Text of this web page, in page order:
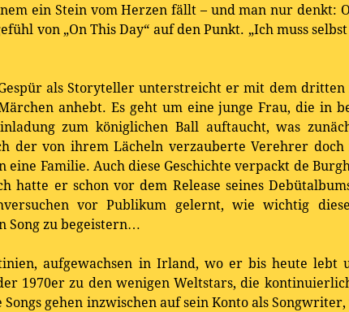
ein Stein vom Herzen fällt – und man nur denkt:
von „On This Day“ auf den Punkt. „Ich muss
als Storyteller unterstreicht er mit dem dritten
anhebt. Es geht um eine junge Frau, die in
zum königlichen Ball auftaucht, was
der von ihrem Lächeln verzauberte Verehrer
eine Familie. Auch diese Geschichte verpackt de
hatte er schon vor dem Release seines
vor Publikum gelernt, wie wichtig
Song zu begeistern…
aufgewachsen in Irland, wo er bis heute lebt
1970er zu den wenigen Weltstars, die
gehen inzwischen auf sein Konto als